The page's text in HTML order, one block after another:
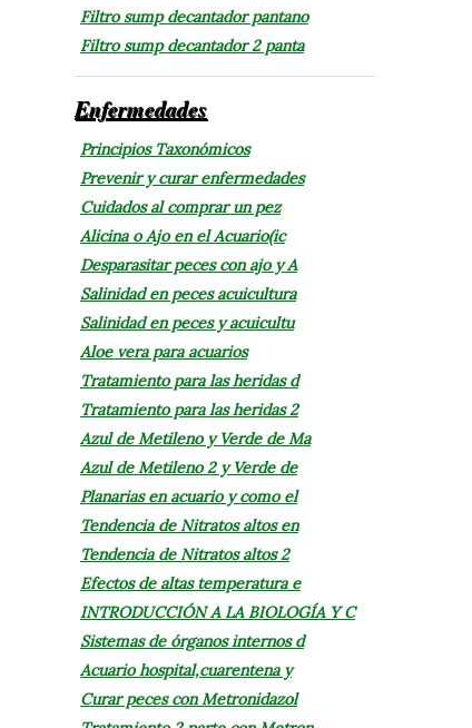
Filtro sump decantador pantano
Filtro sump decantador 2 panta
Enfermedades
Principios Taxonómicos
Prevenir y curar enfermedades
Cuidados al comprar un pez
Alicina o Ajo en el Acuario(ic
Desparasitar peces con ajo y A
Salinidad en peces acuicultura
Salinidad en peces y acuicultu
Aloe vera para acuarios
Tratamiento para las heridas d
Tratamiento para las heridas 2
Azul de Metileno y Verde de Ma
Azul de Metileno 2 y Verde de
Planarias en acuario y como el
Tendencia de Nitratos altos en
Tendencia de Nitratos altos 2
Efectos de altas temperatura e
INTRODUCCIÓN A LA BIOLOGÍA Y C
Sistemas de órganos internos d
Acuario hospital,cuarentena y
Curar peces con Metronidazol